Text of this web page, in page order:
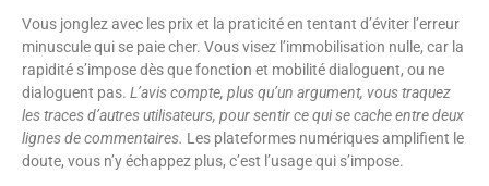
Vous jonglez avec les prix et la praticité en tentant d’éviter l’erreur
minuscule qui se paie cher. Vous visez l’immobilisation nulle, car la
rapidité s’impose dès que fonction et mobilité dialoguent, ou ne
dialoguent pas. L’avis compte, plus qu’un argument, vous traquez
les traces d’autres utilisateurs, pour sentir ce qui se cache entre deux
lignes de commentaires. Les plateformes numériques amplifient le
doute, vous n’y échappez plus, c’est l’usage qui s’impose.